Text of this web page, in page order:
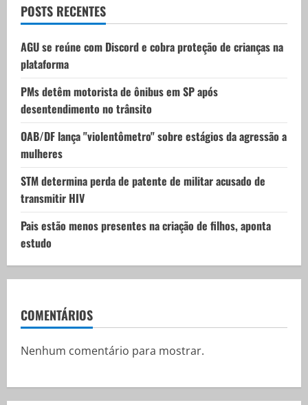
t
i
o
n
POSTS RECENTES
AGU se reúne com Discord e cobra proteção de crianças na
plataforma
PMs detêm motorista de ônibus em SP após
desentendimento no trânsito
OAB/DF lança "violentômetro" sobre estágios da agressão a
mulheres
STM determina perda de patente de militar acusado de
transmitir HIV
Pais estão menos presentes na criação de filhos, aponta
estudo
COMENTÁRIOS
Nenhum comentário para mostrar.